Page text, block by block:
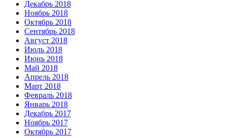
Декабрь 2018
Ноябрь 2018
Октябрь 2018
Сентябрь 2018
Август 2018
Июль 2018
Июнь 2018
Май 2018
Апрель 2018
Март 2018
Февраль 2018
Январь 2018
Декабрь 2017
Ноябрь 2017
Октябрь 2017